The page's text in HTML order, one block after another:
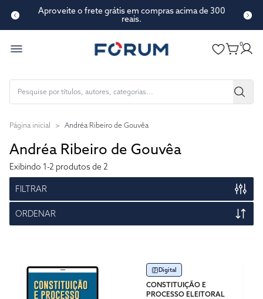
Aproveite o frete grátis em compras acima de 300
reais.
0
Página inicial > Andréa Ribeiro de Gouvêa
Andréa Ribeiro de Gouvêa
Exibindo 1-2 produtos de 2
FILTRAR
ORDENAR
Digital
CONSTITUIÇÃO E
PROCESSO ELEITORAL